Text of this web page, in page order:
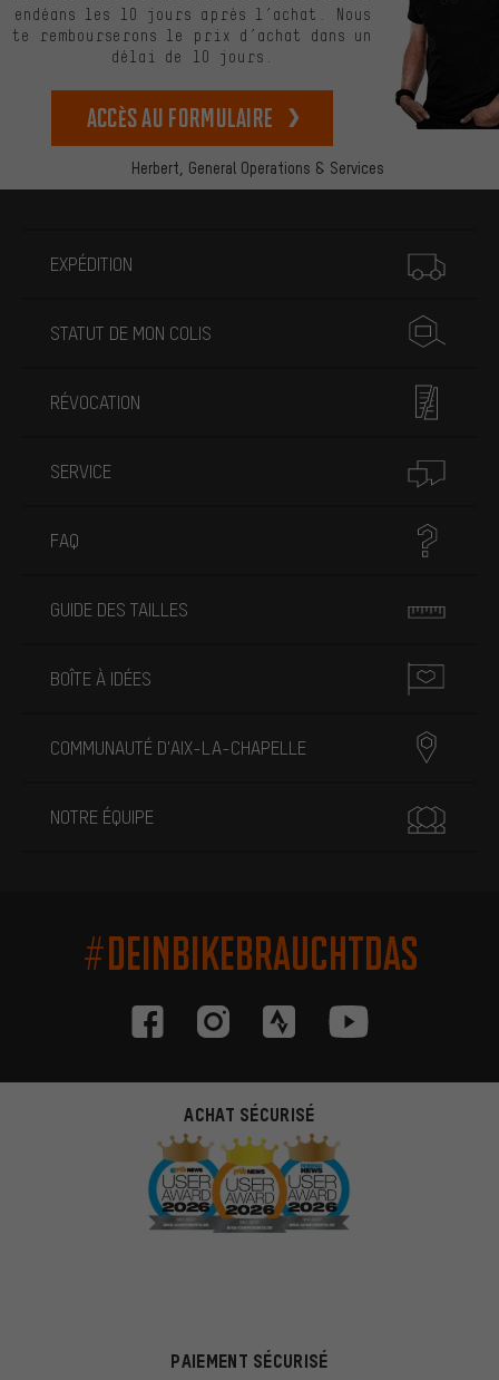
Herbert, General Operations & Services
endéans les 10 jours après l’achat. Nous
te rembourserons le prix d’achat dans un
délai de 10 jours.
Accès au formulaire
EXPÉDITION
STATUT DE MON COLIS
RÉVOCATION
SERVICE
FAQ
GUIDE DES TAILLES
BOÎTE À IDÉES
COMMUNAUTÉ D'AIX-LA-CHAPELLE
NOTRE ÉQUIPE
#DEINBIKEBRAUCHTDAS
ACHAT SÉCURISÉ
PAIEMENT SÉCURISÉ